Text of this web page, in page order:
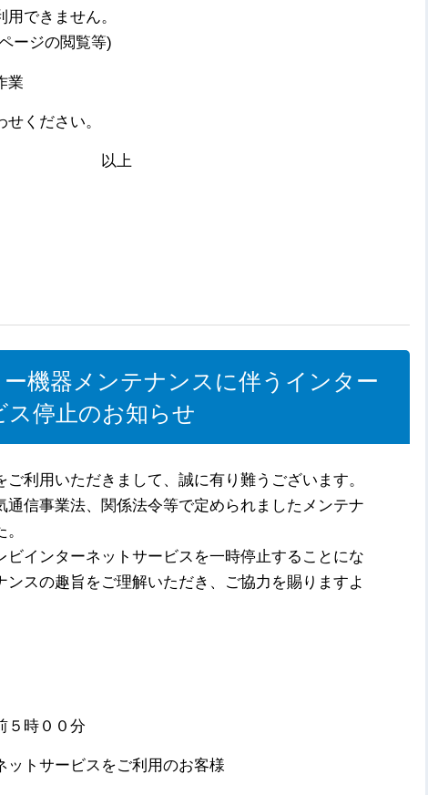
できません。
の閲覧等)
業
ください。
機器メンテナンスに伴うインター
ス停止のお知らせ
利用いただきまして、誠に有り難うございます。
信事業法、関係法令等で定められましたメンテナ
インターネットサービスを一時停止することにな
スの趣旨をご理解いただき、ご協力を賜りますよ
時００分
トサービスをご利用のお客様